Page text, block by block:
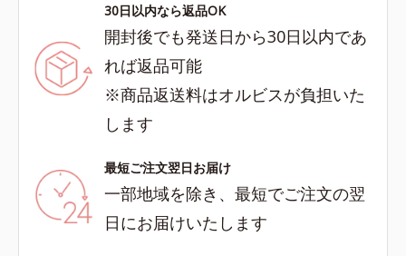
30日以内なら返品OK
開封後でも発送日から30日以内であ
れば返品可能
※商品返送料はオルビスが負担いた
します
最短ご注文翌日お届け
一部地域を除き、最短でご注文の翌
日にお届けいたします